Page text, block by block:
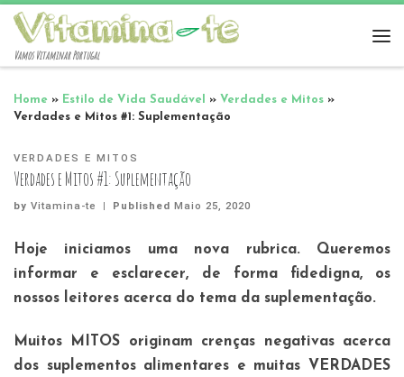
Vamos Vitaminar Portugal
Home » Estilo de Vida Saudável » Verdades e Mitos »
Verdades e Mitos #1: Suplementação
VERDADES E MITOS
Verdades e Mitos #1: Suplementação
by Vitamina-te | PublishedMaio 25, 2020
Hoje iniciamos uma nova rubrica. Queremos
informar e esclarecer, de forma fidedigna, os
nossos leitores acerca do tema da suplementação.
Muitos MITOS originam crenças negativas acerca
dos suplementos alimentares e muitas VERDADES